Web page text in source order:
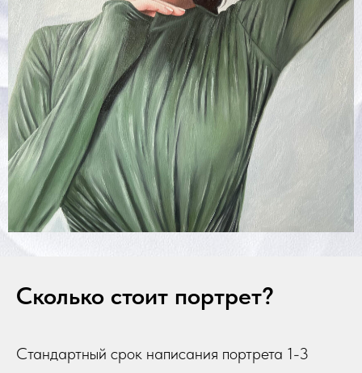
Сколько стоит портрет?
Стандартный срок написания портрета 1-3